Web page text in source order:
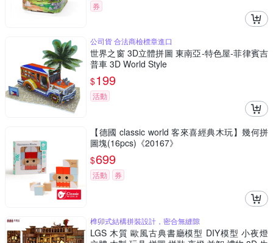
券
公司貨 合法商檢標章進口
世界之窗 3D立體拼圖 東南亞-特色屋-菲律賓吉
普車 3D World Style
$199
活動
【德國 classic world 客來喜經典木玩】幾何拼
圖塊(16pcs)《20167》
$699
活動 券
榫卯式結構拼裝設計，密合無縫隙
LGS 木質 歐風古典書廳模型 DIY模型 小夜燈